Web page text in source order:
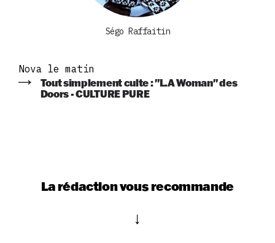
Ségo Raffaitin
Nova le matin
Tout simplement culte : "L.A Woman" des
Doors - CULTURE PURE
La rédaction vous recommande